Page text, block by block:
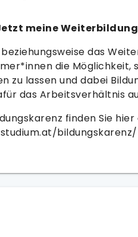
meine
das
die Möglichkeit,
zu lassen und dabei
das Arbeitsverhältnis
finden Sie
bildungskarenz/